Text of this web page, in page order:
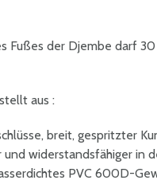
Fußes der Djembe darf
aus :
breit, gespritzter
widerstandsfähiger in
PVC 600D-